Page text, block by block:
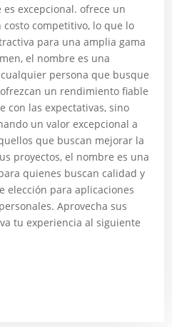
excepcional. ofrece un
competitivo, lo que lo
para una amplia gama
el nombre es una
persona que busque
un rendimiento fiable
con las expectativas, sino
un valor excepcional a
que buscan mejorar la
proyectos, el nombre es una
quienes buscan calidad y
elección para aplicaciones
Aprovecha sus
tu experiencia al siguiente